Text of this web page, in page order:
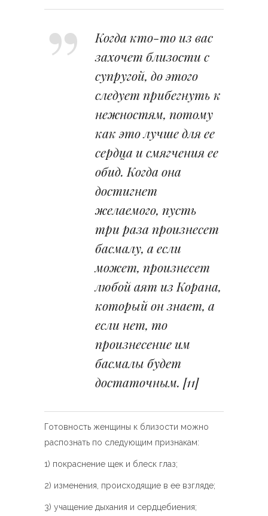
Когда кто-то из вас
захочет близости с
супругой, до этого
следует прибегнуть к
нежностям, потому
как это лучше для ее
сердца и смягчения ее
обид. Когда она
достигнет
желаемого, пусть
три раза произнесет
басмалу, а если
может, произнесет
любой аят из Корана,
который он знает, а
если нет, то
произнесение им
басмалы будет
достаточным. [11]
Готовность женщины к близости можно
распознать по следующим признакам:
1) покраснение щек и блеск глаз;
2) изменения, происходящие в ее взгляде;
3) учащение дыхания и сердцебиения;